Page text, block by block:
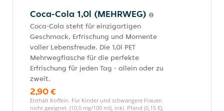
Coca-Cola 1,0l (MEHRWEG)
Coca-Cola steht für einzigartigen
Geschmack, Erfrischung und Momente
voller Lebensfreude. Die 1,0l PET
Mehrwegflasche für die perfekte
Erfrischung für jeden Tag - allein oder zu
zweit.
2,90 €
Enthält Koffein. Für Kinder und schwangere Frauen
nicht geeignet. (10,0 mg/100 ml), inkl. Pfand (0,15 €),